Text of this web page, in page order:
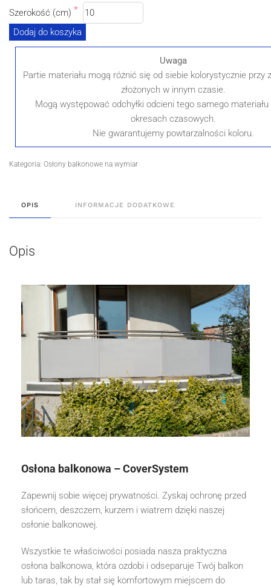
Szerokość (cm)
Dodaj do koszyka
Uwaga
Partie materiału mogą różnić się od siebie kolorystycznie przy
złożonych w innym czasie.
Mogą występować odchyłki odcieni tego samego
okresach czasowych.
Nie gwarantujemy powtarzalności koloru.
Kategoria: Osłony balkonowe na wymiar
OPIS INFORMACJE DODATKOWE
Opis
Osłona balkonowa – CoverSystem
Zapewnij sobie więcej prywatności. Zyskaj ochronę przed
słońcem, deszczem, kurzem i wiatrem dzięki naszej
osłonie balkonowej.
Wszystkie te właściwości posiada nasza praktyczna
osłona balkonowa, która ozdobi i odseparuje Twój balkon
lub taras, tak by stał się komfortowym miejscem do